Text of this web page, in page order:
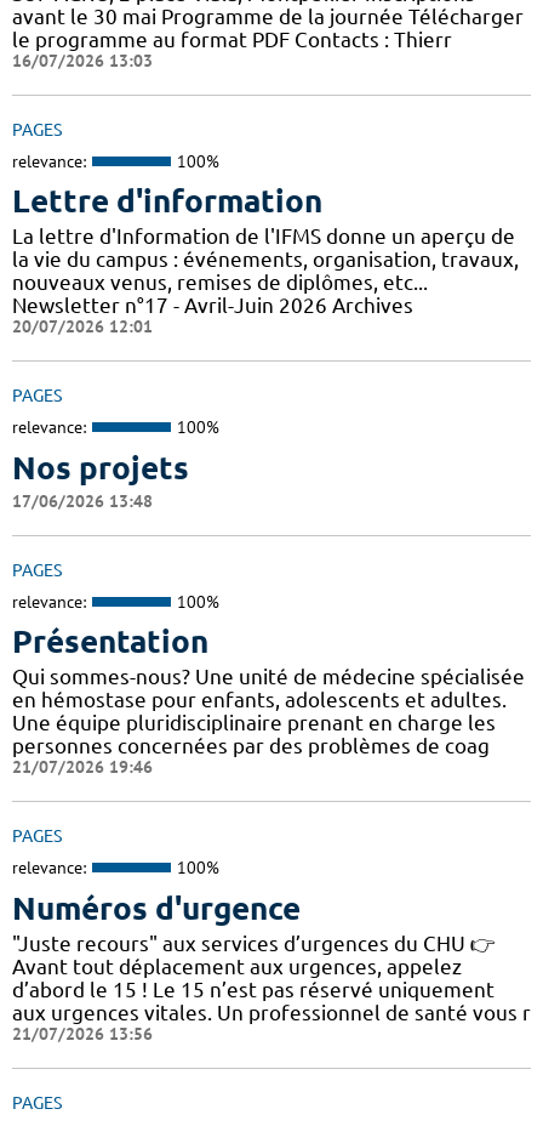
avant le 30 mai Programme de la journée Télécharger
le programme au format PDF Contacts : Thierr
16/07/2026 13:03
PAGES
relevance: 100%
Lettre d'information
La lettre d'Information de l'IFMS donne un aperçu de
la vie du campus : événements, organisation, travaux,
nouveaux venus, remises de diplômes, etc...
Newsletter n°17 - Avril-Juin 2026 Archives
20/07/2026 12:01
PAGES
relevance: 100%
Nos projets
17/06/2026 13:48
PAGES
relevance: 100%
Présentation
Qui sommes-nous? Une unité de médecine spécialisée
en hémostase pour enfants, adolescents et adultes.
Une équipe pluridisciplinaire prenant en charge les
personnes concernées par des problèmes de coag
21/07/2026 19:46
PAGES
relevance: 100%
Numéros d'urgence
"Juste recours" aux services d’urgences du CHU 👉
Avant tout déplacement aux urgences, appelez
d’abord le 15 ! Le 15 n’est pas réservé uniquement
aux urgences vitales. Un professionnel de santé vous r
21/07/2026 13:56
PAGES